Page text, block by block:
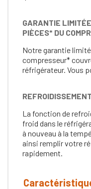
GARANTIE
PIÈCES* DU
Notre garantie
compresseur*
réfrigérateur. Vous
La fonction de
froid dans le
à nouveau à la
ainsi remplir votre
rapidement.